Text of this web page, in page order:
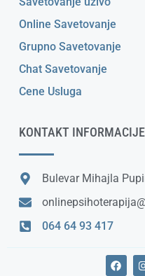
Online Savetovanje
Grupno Savetovanje
Chat Savetovanje
Cene Usluga
KONTAKT INFORMACIJE
Bulevar Mihajla
064 64 93 417
F
a
I